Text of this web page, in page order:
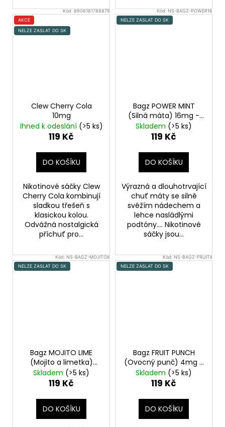
Kód:8906181788879
AKCE
NELZE ZASLAT DO SK
Clew Cherry Cola
10mg
Ihned k odeslání (>5 ks)
119 Kč
DO KOŠÍKU
Nikotinové sáčky Clew
Cherry Cola kombinují
sladkou třešeň s
klasickou kolou.
Odvážná nostalgická
příchuť pro...
Kód:NS-BAGZ-POWER16
NELZE ZASLAT DO SK
Bagz POWER MINT
(Silná máta) 16mg -
Nikotinové sáčky
Skladem (>5 ks)
119 Kč
DO KOŠÍKU
Výrazná a dlouhotrvající
chuť máty se silně
svěžím nádechem a
lehce nasládlými
podtóny.... Nikotinové
sáčky jsou...
Kód: NS-BAGZ-MOJITO8
NELZE ZASLAT DO SK
Bagz MOJITO LIME
(Mojito a limetka)
8mg - Nikotinové
sáčky
Skladem (>5 ks)
119 Kč
DO KOŠÍKU
Kód: NS-BAGZ-FRUIT4
NELZE ZASLAT DO SK
Bagz FRUIT PUNCH
(Ovocný punč) 4mg -
Nikotinové sáčky
Skladem (>5 ks)
119 Kč
DO KOŠÍKU